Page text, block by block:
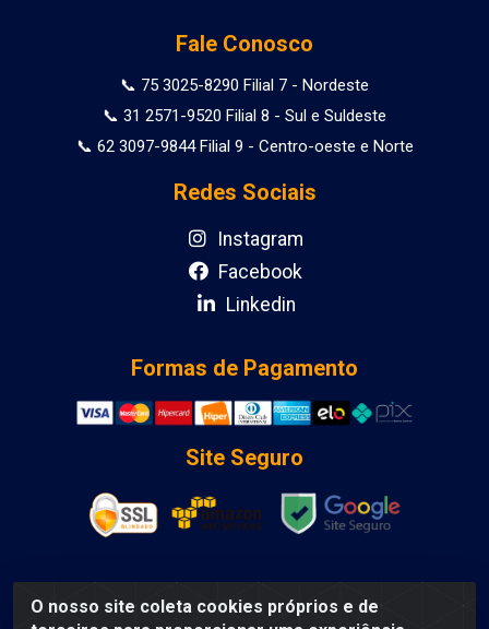
O nosso site coleta cookies próprios e de
Fale Conosco
📞 75 3025-8290 Filial 7 - Nordeste
📞 31 2571-9520 Filial 8 - Sul e Suldeste
📞 62 3097-9844 Filial 9 - Centro-oeste e Norte
Redes Sociais
Instagram
Facebook
Linkedin
Formas de Pagamento
Site Seguro
DCA DISTRIBUIDORA DE COSMETICOS LTDA - AV DEPUTADO